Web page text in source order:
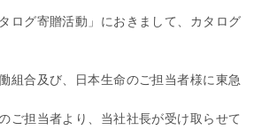
ログ寄贈活動」におきまして、カタログ
組合及び、日本生命のご担当者様に東急
ご担当者より、当社社長が受け取らせて